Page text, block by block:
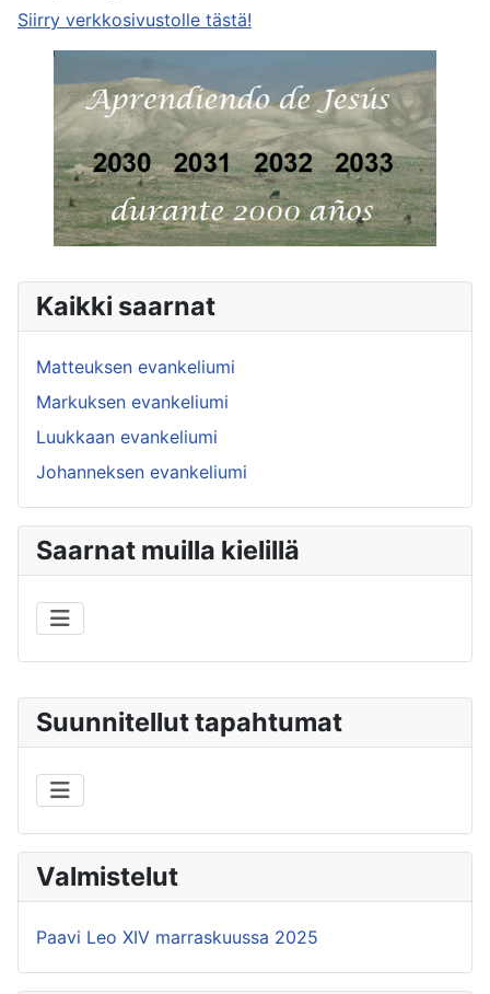
Suunnitellut tapahtumat
Valmistelut
Paavi Leo XIV marraskuussa 2025
Siirry verkkosivustolle tästä!
Kaikki saarnat
Matteuksen evankeliumi
Markuksen evankeliumi
Luukkaan evankeliumi
Johanneksen evankeliumi
Saarnat muilla kielillä